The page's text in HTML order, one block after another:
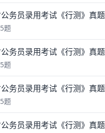
务员录用考试《行测》真
题
务员录用考试《行测》真
题
务员录用考试《行测》真
题
务员录用考试《行测》真